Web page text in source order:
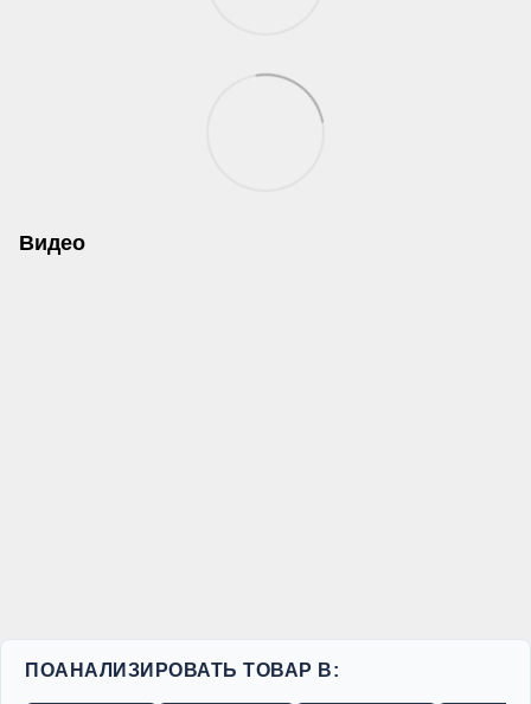
Видео
ПОАНАЛИЗИРОВАТЬ ТОВАР В: